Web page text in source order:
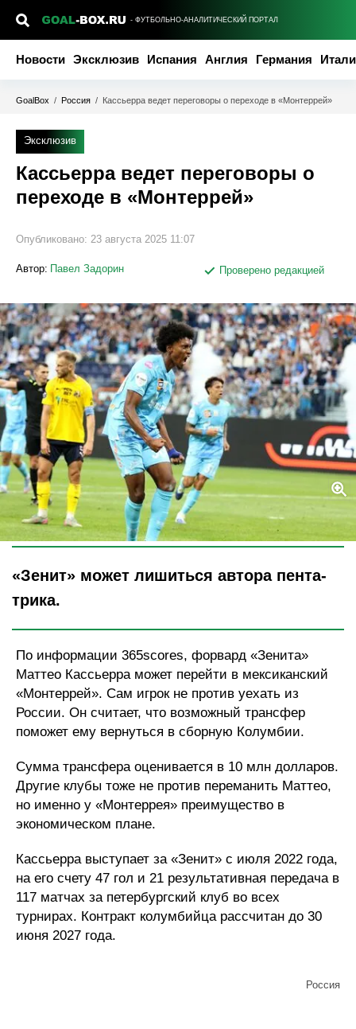
- ФУТБОЛЬНО-АНАЛИТИЧЕСКИЙ ПОРТАЛ
Новости Эксклюзив Испания Англия Германия
GoalBox / Россия / Кассьерра ведет переговоры о переходе в «Монтеррей»
Эксклюзив
Кассьерра ведет переговоры о
переходе в «Монтеррей»
Опубликовано: 23 августа 2025 11:07
Автор: Павел Задорин Проверено редакцией
Legion-Media
«Зенит» может лишиться автора пента-
трика.
По информации 365scores, форвард «Зенита»
Маттео Кассьерра может перейти в мексиканский
«Монтеррей». Сам игрок не против уехать из
России. Он считает, что возможный трансфер
поможет ему вернуться в сборную Колумбии.
Сумма трансфера оценивается в 10 млн долларов.
Другие клубы тоже не против переманить Маттео,
но именно у «Монтеррея» преимущество в
экономическом плане.
Кассьерра выступает за «Зенит» с июля 2022 года,
на его счету 47 гол и 21 результативная передача в
117 матчах за петербургский клуб во всех
турнирах. Контракт колумбийца рассчитан до 30
июня 2027 года.
Россия